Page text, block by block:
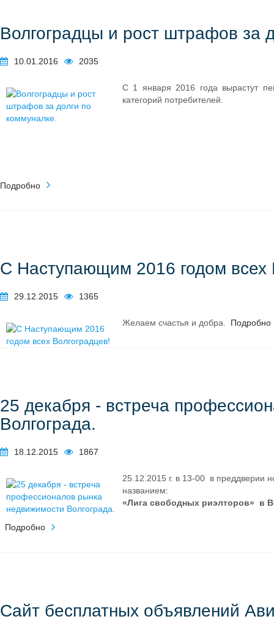
Волгоградцы и рост штрафов за
10.01.2016 2035
С 1 января 2016 года вырастут
категорий потребителей.
Подробно
С Наступающим 2016 годом всех
29.12.2015 1365
Желаем счастья и добра. Подробно
25 декабря - встреча
Волгограда.
18.12.2015 1867
25.12.2015 г. в 13-00 в преддверии
названием:
«Лига свободных риэлторов» в
Подробно
Сайт бесплатных объявлений